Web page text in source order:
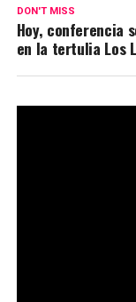
DON'T MISS
Hoy, conferencia
en la tertulia Los